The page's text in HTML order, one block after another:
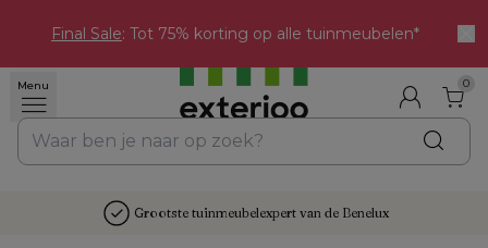
Final Sale: Tot 75% korting op alle tuinmeubelen*
Menu 0
Grootste tuinmeubelexpert van de Benelux